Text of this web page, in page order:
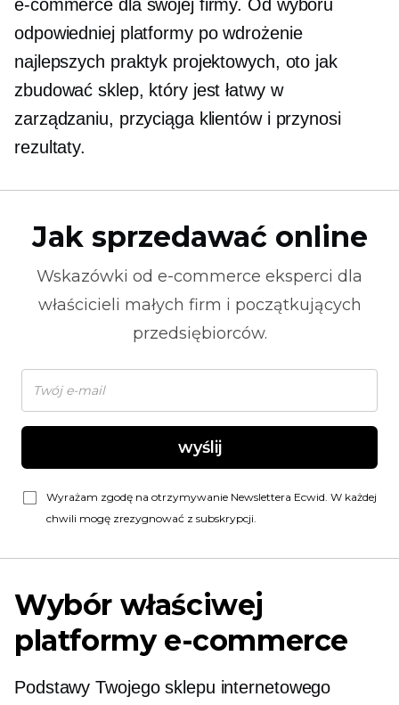
e-commerce dla swojej firmy. Od wyboru
odpowiedniej platformy po wdrożenie
najlepszych praktyk projektowych, oto jak
zbudować sklep, który jest łatwy w
zarządzaniu, przyciąga klientów i przynosi
rezultaty.
Jak sprzedawać online
Wskazówki od e-commerce eksperci dla
właścicieli małych firm i początkujących
przedsiębiorców.
wyślij
Wyrażam zgodę na otrzymywanie Newslettera Ecwid. W każdej
chwili mogę zrezygnować z subskrypcji.
Wybór właściwej
platformy e-commerce
Podstawy Twojego sklepu internetowego